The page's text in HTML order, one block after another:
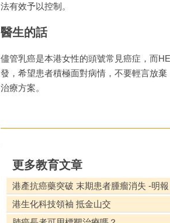
法有效予以控制。
醫生的話
儘管乳癌是本港女性的頭號常見癌症，而
發，希望患者積極面對病情，不要輕言放
治療方案。
更多教育文章
港產抗癌藥突破 末期患者腫瘤消失 -明報
港生化科技領袖 抵金山交